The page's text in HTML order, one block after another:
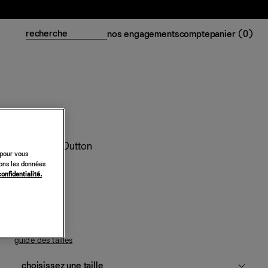
nos engagementscomptepanier (0)
Ensemble Dutton
318 €
guide des tailles
vous
les données